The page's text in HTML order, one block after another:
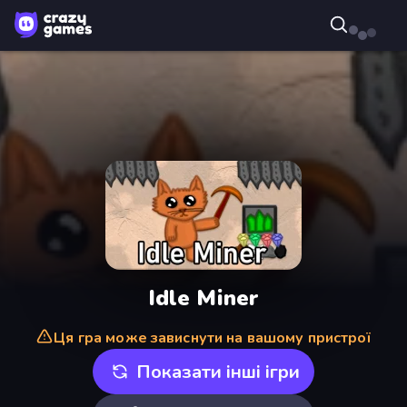
Idle Miner
Ця гра може зависнути на вашому пристрої
Показати інші ігри